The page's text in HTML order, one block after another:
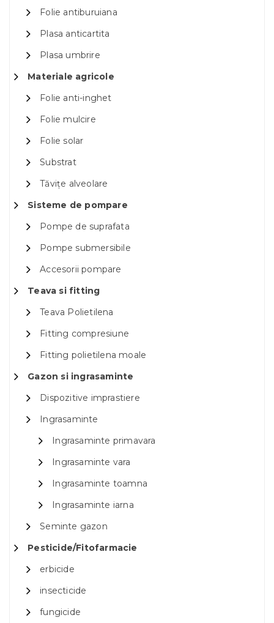
Folie antiburuiana
Plasa anticartita
Plasa umbrire
Materiale agricole
Folie anti-inghet
Folie mulcire
Folie solar
Substrat
Tăvițe alveolare
Sisteme de pompare
Pompe de suprafata
Pompe submersibile
Accesorii pompare
Teava si fitting
Teava Polietilena
Fitting compresiune
Fitting polietilena moale
Gazon si ingrasaminte
Dispozitive imprastiere
Ingrasaminte
Ingrasaminte primavara
Ingrasaminte vara
Ingrasaminte toamna
Ingrasaminte iarna
Seminte gazon
Pesticide/Fitofarmacie
erbicide
insecticide
fungicide